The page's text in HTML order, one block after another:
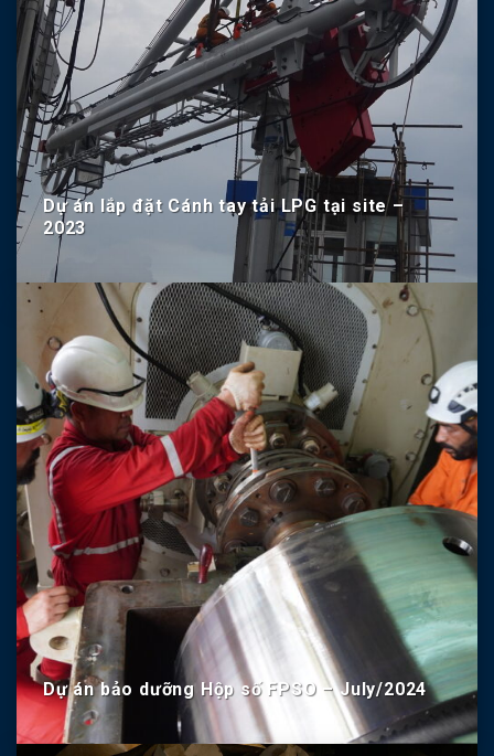
Dự án lắp đặt Cánh tay tải LPG tại site –
2023
Dự án bảo dưỡng Hộp số FPSO – July/2024